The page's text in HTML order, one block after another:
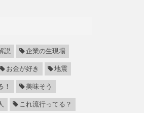
説 企業の生現場
お金が好き 地震
！ 美味そう
これ流行ってる？